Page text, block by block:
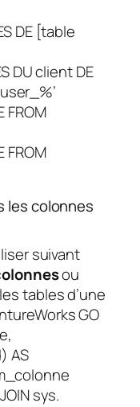
DE [table
DU client DE
FROM
FROM
les colonnes
suivant
ou
tables d’une
GO
AS
sys.